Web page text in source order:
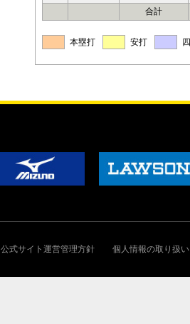
合計
本塁打 安打
公式サイト運営管理方針 個人情報の取り扱い